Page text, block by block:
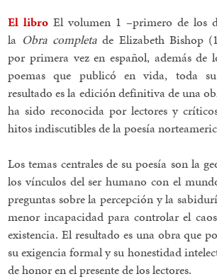
El libro El volumen 1 –primero de los
la Obra completade Elizabeth Bishop
por primera vez en español, además de
poemas que publicó en vida, toda
resultado es la edición definitiva de una
ha sido reconocida por lectores y
hitos indiscutibles de la poesía
Los temas centrales de su poesía son la
los vínculos del ser humano con el
preguntas sobre la percepción y la
menor incapacidad para controlar el
existencia. El resultado es una obra que
su exigencia formal y su honestidad
de honor en el presente de los lectores.